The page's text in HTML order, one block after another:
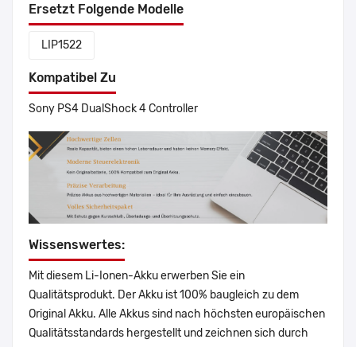
Ersetzt Folgende Modelle
LIP1522
Kompatibel Zu
Sony PS4 DualShock 4 Controller
Wissenswertes:
Mit diesem Li-Ionen-Akku erwerben Sie ein
Qualitätsprodukt. Der Akku ist 100% baugleich zu dem
Original Akku. Alle Akkus sind nach höchsten europäischen
Qualitätsstandards hergestellt und zeichnen sich durch